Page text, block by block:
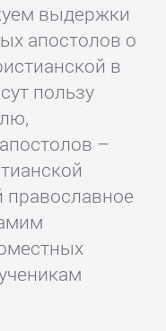
выдержки
апостолов о
в
пользу
–
православное